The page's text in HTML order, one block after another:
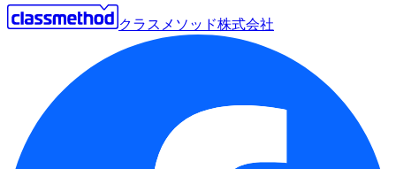
クラスメソッド株式会社